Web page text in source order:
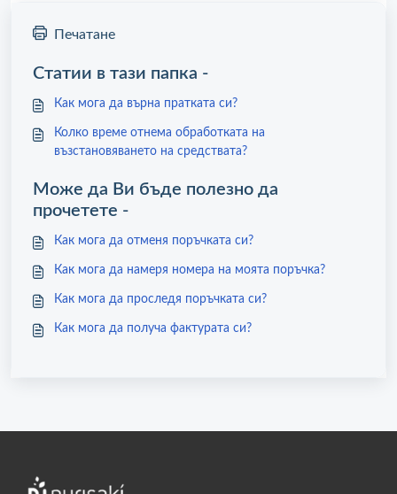
Печатане
Статии в тази папка -
Как мога да върна пратката си?
Колко време отнема обработката на
възстановяването на средствата?
Може да Ви бъде полезно да
прочетете -
Как мога да отменя поръчката си?
Как мога да намеря номера на моята поръчка?
Как мога да проследя поръчката си?
Как мога да получа фактурата си?